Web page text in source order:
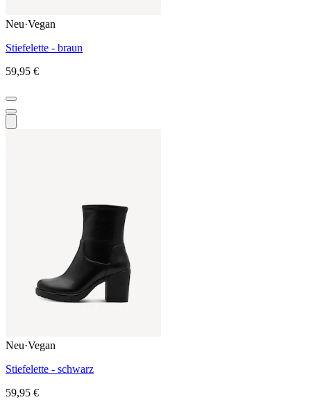
Neu·Vegan
Stiefelette - braun
59,95 €
Neu·Vegan
Stiefelette - schwarz
59,95 €